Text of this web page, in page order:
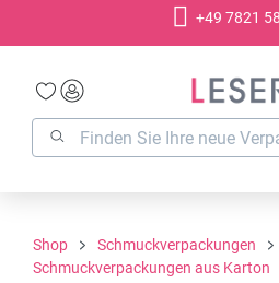
+49 7821
Shop
Schmuckverpackungen
Schmuckverpackungen aus Karton